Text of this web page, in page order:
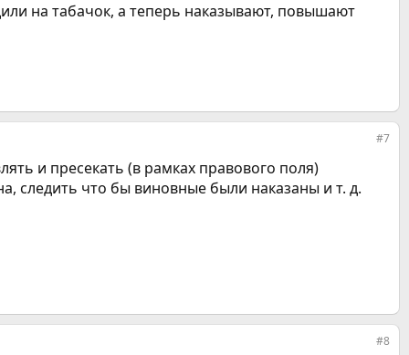
на табачок, а теперь наказывают, повышают
#7
и пресекать (в рамках правового поля)
следить что бы виновные были наказаны и т. д.
#8